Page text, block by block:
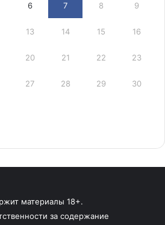
6 7 8 9
13 14 15 16
20 21 22 23
27 28 29 30
материалы 18+.
за содержание